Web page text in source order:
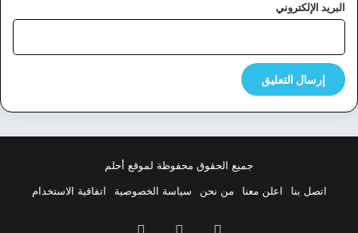
البريد الإلكتروني
جميع الحقوق محفوظة لموقع أحلم
اتصل بنا
اعلن معنا من نحن سياسة الخصوصية اتفاقية الاستخدام